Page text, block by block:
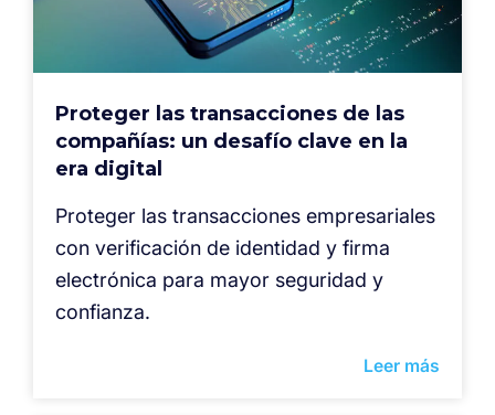
Proteger las transacciones de las
compañías: un desafío clave en la
era digital
Proteger las transacciones empresariales
con verificación de identidad y firma
electrónica para mayor seguridad y
confianza.
Leer más